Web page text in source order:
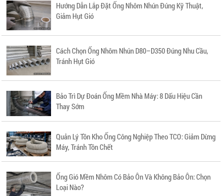
Hướng Dẫn Lắp Đặt Ống Nhôm Nhún Đúng Kỹ Thuật,
Giảm Hụt Gió
Cách Chọn Ống Nhôm Nhún D80–D350 Đúng Nhu Cầu,
Tránh Hụt Gió
Bảo Trì Dự Đoán Ống Mềm Nhà Máy: 8 Dấu Hiệu Cần
Thay Sớm
Quản Lý Tồn Kho Ống Công Nghiệp Theo TCO: Giảm Dừng
Máy, Tránh Tồn Chết
Ống Gió Mềm Nhôm Có Bảo Ôn Và Không Bảo Ôn: Chọn
Loại Nào?